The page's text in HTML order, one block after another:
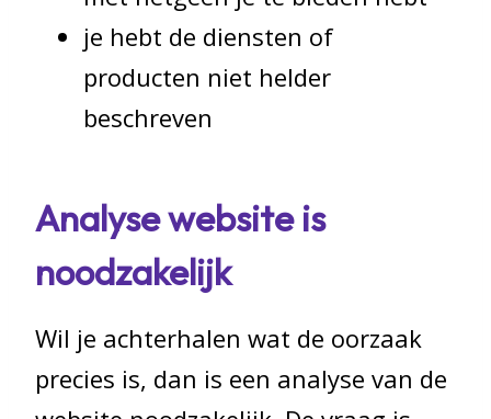
je hebt de diensten of
producten niet helder
beschreven
Analyse website is
noodzakelijk
Wil je achterhalen wat de oorzaak
precies is, dan is een analyse van de